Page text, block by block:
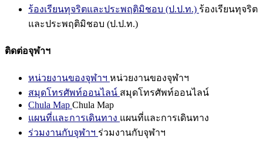
ร้องเรียนทุจริตและประพฤติมิชอบ (ป.ป.ท.) ร้องเรียนทุจริต
และประพฤติมิชอบ (ป.ป.ท.)
ติดต่อจุฬาฯ
หน่วยงานของจุฬาฯ หน่วยงานของจุฬาฯ
สมุดโทรศัพท์ออนไลน์ สมุดโทรศัพท์ออนไลน์
Chula Map Chula Map
แผนที่และการเดินทาง แผนที่และการเดินทาง
ร่วมงานกับจุฬาฯ ร่วมงานกับจุฬาฯ